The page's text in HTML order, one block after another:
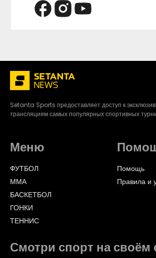
Setanta Sports предоставляет доступ к
трансляциям самых популярных спортивных
Меню
ФУТБОЛ
ММА
БАСКЕТБОЛ
ГОНКИ
ТЕННИС
Помощь
Правила и
Смотри спорт на